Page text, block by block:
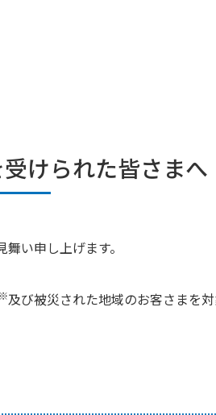
けられた皆さまへ
い申し上げます。
※及び被災された地域のお客さまを